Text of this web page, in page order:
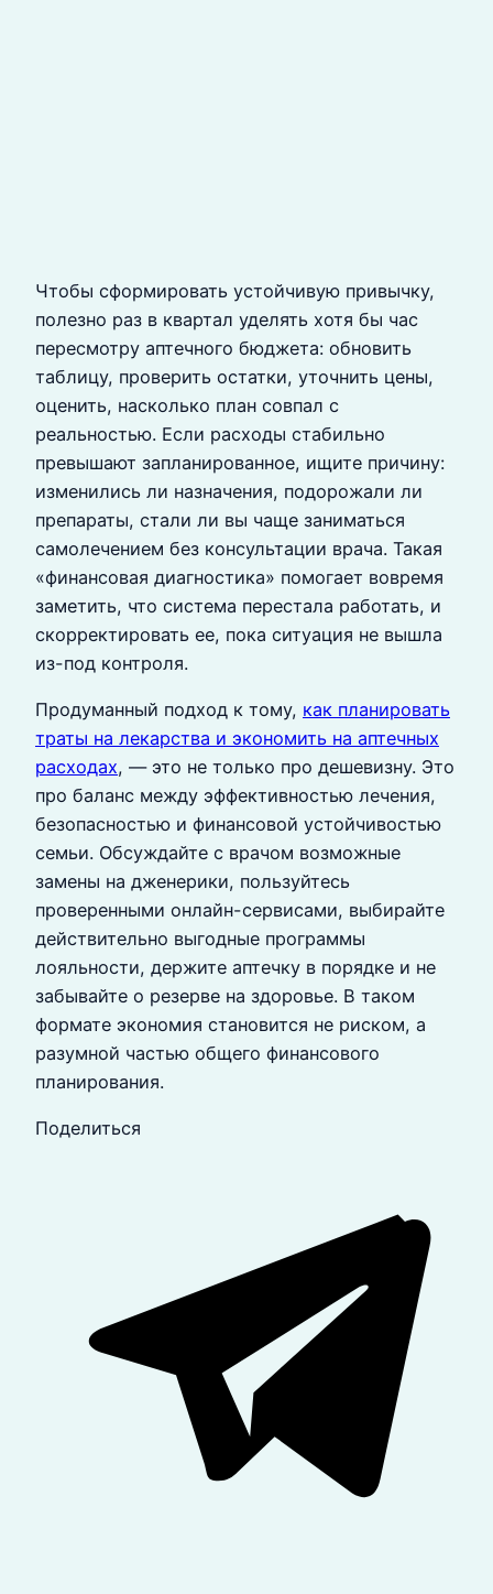
Чтобы сформировать устойчивую привычку,
полезно раз в квартал уделять хотя бы час
пересмотру аптечного бюджета: обновить
таблицу, проверить остатки, уточнить цены,
оценить, насколько план совпал с
реальностью. Если расходы стабильно
превышают запланированное, ищите причину:
изменились ли назначения, подорожали ли
препараты, стали ли вы чаще заниматься
самолечением без консультации врача. Такая
«финансовая диагностика» помогает вовремя
заметить, что система перестала работать, и
скорректировать ее, пока ситуация не вышла
из-под контроля.
Продуманный подход к тому, как планировать
траты на лекарства и экономить на аптечных
расходах, — это не только про дешевизну. Это
про баланс между эффективностью лечения,
безопасностью и финансовой устойчивостью
семьи. Обсуждайте с врачом возможные
замены на дженерики, пользуйтесь
проверенными онлайн-сервисами, выбирайте
действительно выгодные программы
лояльности, держите аптечку в порядке и не
забывайте о резерве на здоровье. В таком
формате экономия становится не риском, а
разумной частью общего финансового
планирования.
Поделиться